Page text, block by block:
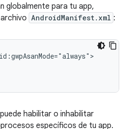
globalmente para tu app,
AndroidManifest.xml :
habilitar o inhabilitar
específicos de tu app.